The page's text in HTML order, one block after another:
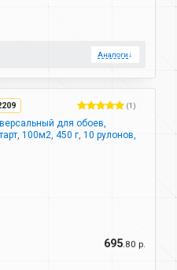
Аналоги↓
(1)
для обоев,
100м2, 450 г, 10 рулонов,
695.80 р.